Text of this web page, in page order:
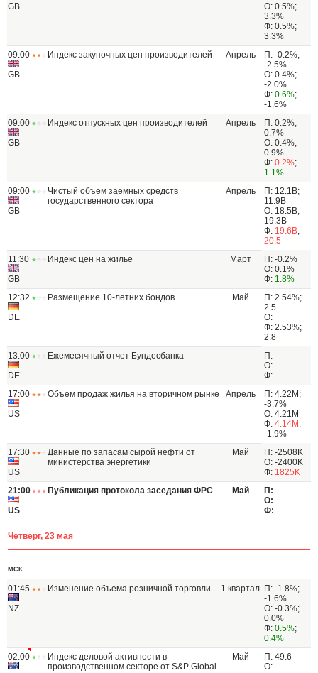
GB
О: 0.5%;
3.3%
Ф: 0.5%;
3.3%
09:00
GB
Индекс закупочных цен производителей Апрель
П: -0.2%;
-2.5%
О: 0.4%;
-2.0%
Ф: 0.6%;
-1.6%
09:00
GB
Индекс отпускных цен производителей Апрель
П: 0.2%;
0.7%
О: 0.4%;
0.9%
Ф: 0.2%;
1.1%
09:00
GB
Чистый объем заемных средств
государственного сектора
Апрель
П: 12.1B;
11.9B
О: 18.5B;
19.3B
Ф: 19.6B;
20.5
11:30
GB
Индекс цен на жилье Март
П: -0.2%
О: 0.1%
Ф: 1.8%
12:32
DE
Размещение 10-летних бондов Май
П: 2.54%;
2.5
О:
Ф: 2.53%;
2.8
13:00
DE
Ежемесячный отчет Бундесбанка
П:
О:
Ф:
17:00
US
Объем продаж жилья на вторичном рынке Апрель
П: 4.22M;
-3.7%
О: 4.21M
Ф: 4.14M ;
-1.9%
17:30
US
Данные по запасам сырой нефти от
министерства энергетики
Май
П: -2508K
О: -2400K
Ф: 1825K
21:00
US
Публикация протокола заседания ФРС Май
П:
О:
Ф:
Четверг, 23 мая
МСК
01:45
NZ
Изменение объема розничной торговли 1 квартал П: -1.8%;
-1.6%
О: -0.3%;
0.0%
Ф: 0.5%;
0.4%
02:00
Индекс деловой активности в
производственном секторе от S&P Global
Май
П: 49.6
О: